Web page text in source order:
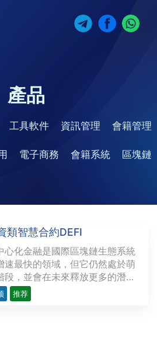
產品
工具軟件 資訊管理 會籍管理
電子商務 會籍系統 區塊鏈
類智慧合約DEFI
心化金融是國際區塊鏈生態系統
速最快的領域，但它仍然處於萌
段，並會在未來釋放更多的潛
越來越多的開發者研發複雜精密
中心化應用程序（dApps），為
推荐